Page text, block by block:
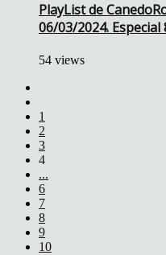
PlayList de
06/03/2024. Especial
54 views
1
2
3
4
...
6
7
8
9
10